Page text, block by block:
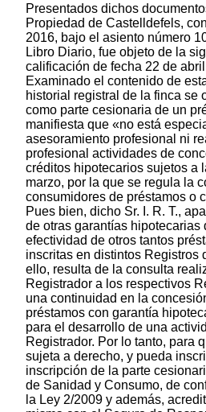
Presentados dichos
Propiedad de Castelldefels,
2016, bajo el asiento número
Libro Diario, fue objeto de la
calificación de fecha 22 de
Examinado el contenido de
historial registral de la finca se
como parte cesionaria de un
manifiesta que «no está
asesoramiento profesional ni
profesional actividades de
créditos hipotecarios sujetos a
marzo, por la que se regula la
consumidores de préstamos o
Pues bien, dicho Sr. I. R. T.,
de otras garantías hipotecarias
efectividad de otros tantos
inscritas en distintos Registros
ello, resulta de la consulta
Registrador a los respectivos
una continuidad en la
préstamos con garantía
para el desarrollo de una
Registrador. Por lo tanto, para
sujeta a derecho, y pueda
inscripción de la parte
de Sanidad y Consumo, de
la Ley 2/2009 y además,